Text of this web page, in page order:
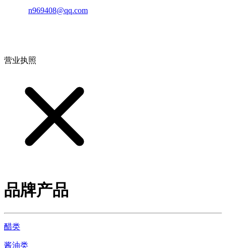
n969408@qq.com
营业执照
品牌产品
醋类
酱油类